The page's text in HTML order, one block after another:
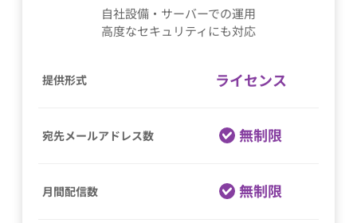
自社設備・サーバーでの運用
高度なセキュリティにも対応
提供形式 ライセンス
宛先メールアドレス数 無制限
月間配信数 無制限